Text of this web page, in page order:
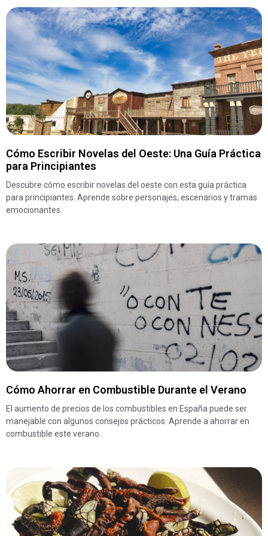
Cómo Escribir Novelas del Oeste: Una Guía Práctica
para Principiantes
Descubre cómo escribir novelas del oeste con esta guía práctica
para principiantes. Aprende sobre personajes, escenarios y tramas
emocionantes.
Cómo Ahorrar en Combustible Durante el Verano
El aumento de precios de los combustibles en España puede ser
manejable con algunos consejos prácticos. Aprende a ahorrar en
combustible este verano.